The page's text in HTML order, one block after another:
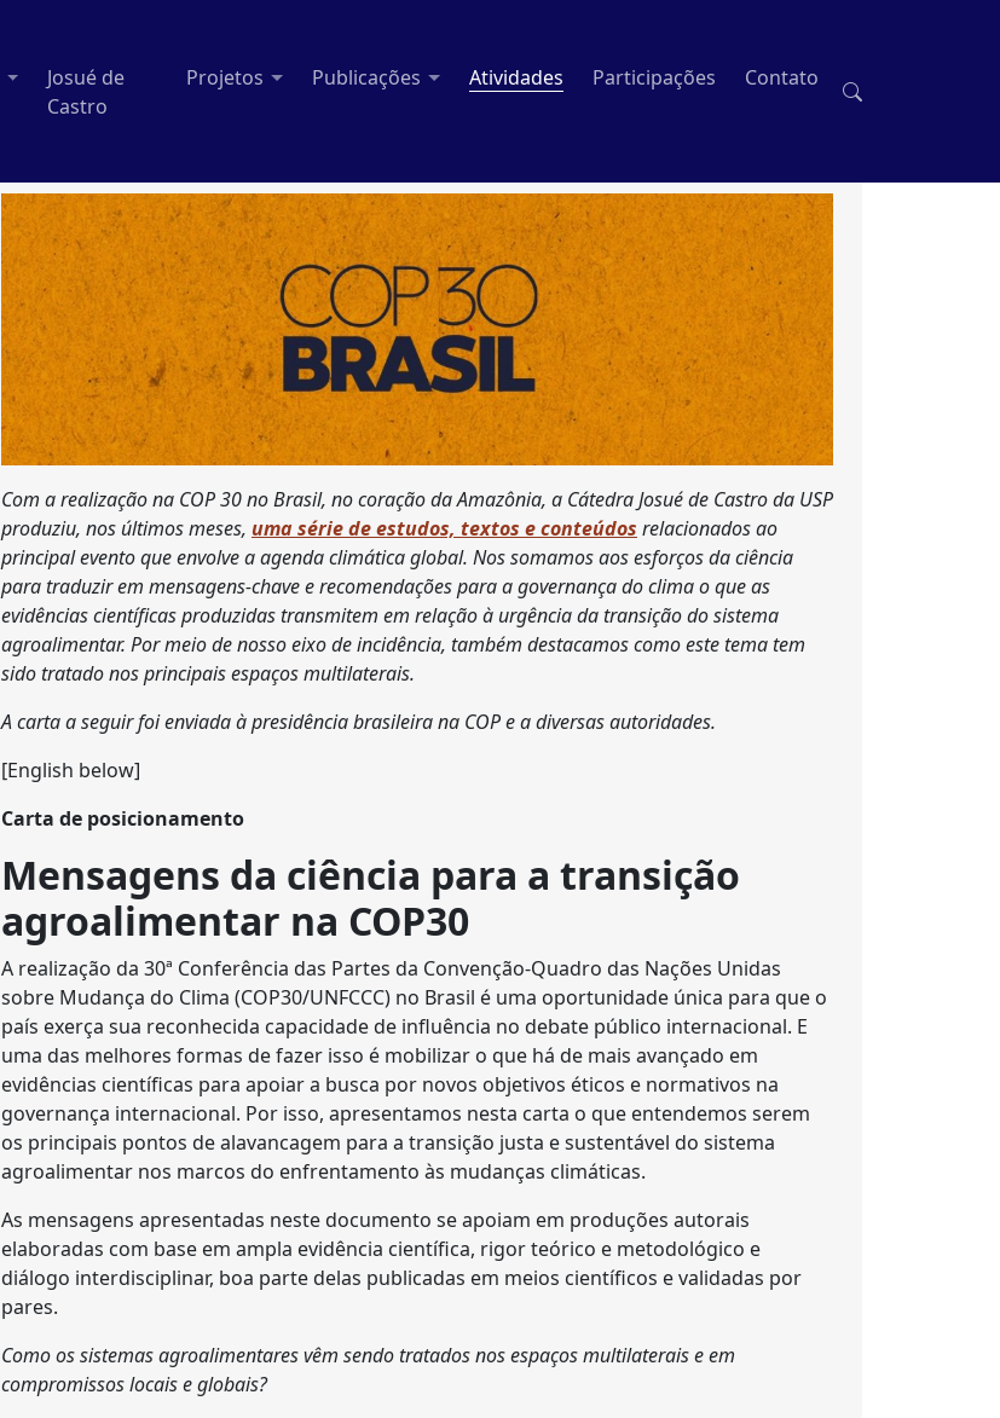
Josué de
Castro
Projetos Publicações Atividades Participações Contato
Com a realização na COP 30 no Brasil, no coração da Amazônia, a Cátedra Josué de Castro da USP
produziu, nos últimos meses, uma série de estudos, textos e conteúdos relacionados ao
principal evento que envolve a agenda climática global. Nos somamos aos esforços da ciência
para traduzir em mensagens-chave e recomendações para a governança do clima o que as
evidências científicas produzidas transmitem em relação à urgência da transição do sistema
agroalimentar. Por meio de nosso eixo de incidência, também destacamos como este tema tem
sido tratado nos principais espaços multilaterais.
A carta a seguir foi enviada à presidência brasileira na COP e a diversas autoridades.
[English below]
Carta de posicionamento
Mensagens da ciência para a transição
agroalimentar na COP30
A realização da 30ª Conferência das Partes da Convenção-Quadro das Nações Unidas
sobre Mudança do Clima (COP30/UNFCCC) no Brasil é uma oportunidade única para que o
país exerça sua reconhecida capacidade de influência no debate público internacional. E
uma das melhores formas de fazer isso é mobilizar o que há de mais avançado em
evidências científicas para apoiar a busca por novos objetivos éticos e normativos na
governança internacional. Por isso, apresentamos nesta carta o que entendemos serem
os principais pontos de alavancagem para a transição justa e sustentável do sistema
agroalimentar nos marcos do enfrentamento às mudanças climáticas.
As mensagens apresentadas neste documento se apoiam em produções autorais
elaboradas com base em ampla evidência científica, rigor teórico e metodológico e
diálogo interdisciplinar, boa parte delas publicadas em meios científicos e validadas por
pares.
Como os sistemas agroalimentares vêm sendo tratados nos espaços multilaterais e em
compromissos locais e globais?